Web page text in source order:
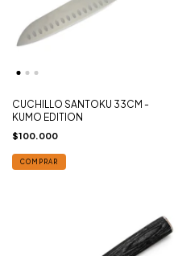
CUCHILLO SANTOKU 33CM -
KUMO EDITION
$100.000
COMPRAR